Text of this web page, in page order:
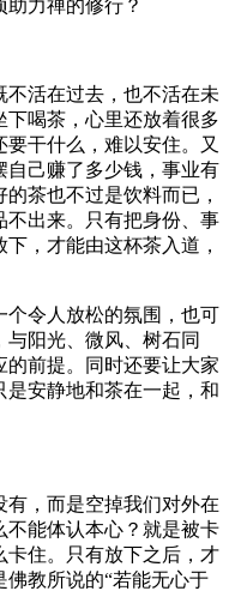
力禅的修行？
活在过去，也不活在未
喝茶，心里还放着很多
干什么，难以安住。又
自己赚了多少钱，事业有
茶也不过是饮料而已，
不出来。只有把身份、事
，才能由这杯茶入道，
令人放松的氛围，也可
阳光、微风、树石同
前提。同时还要让大家
安静地和茶在一起，和
，而是空掉我们对外在
不能体认本心？就是被卡
卡住。只有放下之后，才
教所说的“若能无心于